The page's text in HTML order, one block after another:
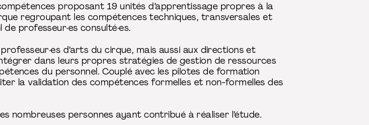
proposant 19 unités d’apprentissage propres à la
regroupant les compétences techniques, transversales et
professeur·es consulté·es.
d’arts du cirque, mais aussi aux directions et
dans leurs propres stratégies de gestion de ressources
du personnel. Couplé avec les pilotes de formation
la validation des compétences formelles et non-formelles des
nombreuses personnes ayant contribué à réaliser l’étude.